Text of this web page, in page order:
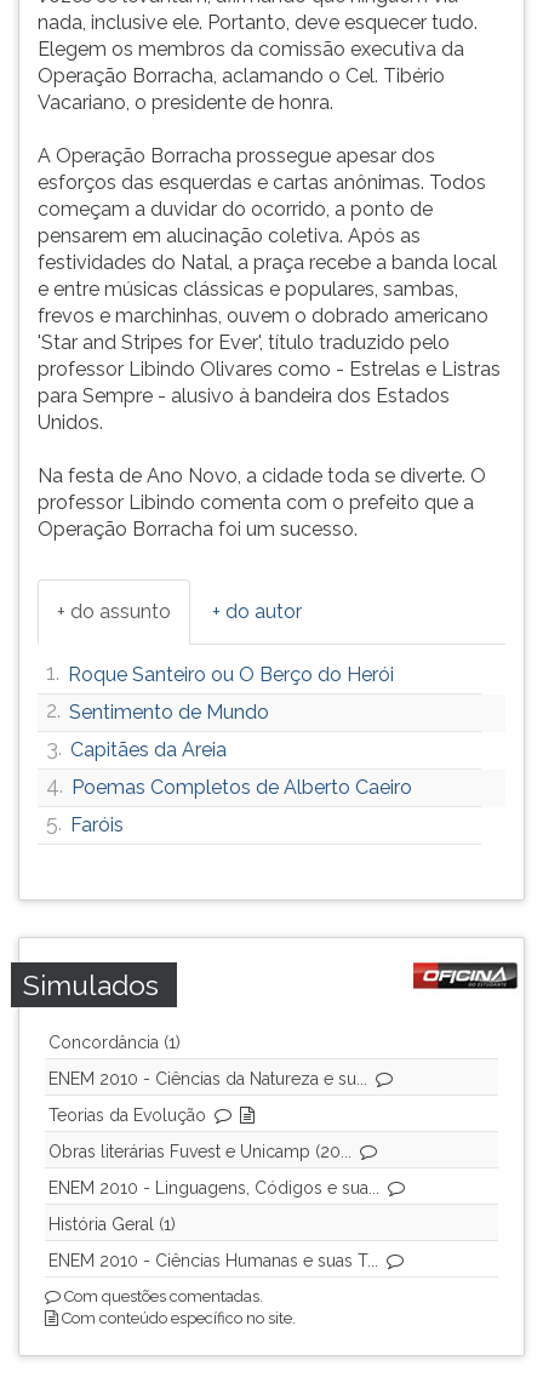
nada, inclusive ele. Portanto, deve esquecer tudo.
Elegem os membros da comissão executiva da
Operação Borracha, aclamando o Cel. Tibério
Vacariano, o presidente de honra.
A Operação Borracha prossegue apesar dos
esforços das esquerdas e cartas anônimas. Todos
começam a duvidar do ocorrido, a ponto de
pensarem em alucinação coletiva. Após as
festividades do Natal, a praça recebe a banda local
e entre músicas clássicas e populares, sambas,
frevos e marchinhas, ouvem o dobrado americano
'Star and Stripes for Ever', título traduzido pelo
professor Libindo Olivares como - Estrelas e Listras
para Sempre - alusivo à bandeira dos Estados
Unidos.
Na festa de Ano Novo, a cidade toda se diverte. O
professor Libindo comenta com o prefeito que a
Operação Borracha foi um sucesso.
+ do assunto + do autor
1. Roque Santeiro ou O Berço do Herói
2. Sentimento de Mundo
3. Capitães da Areia
4. Poemas Completos de Alberto Caeiro
5. Faróis
Simulados
Concordância (1)
ENEM 2010 - Ciências da Natureza e su...
Teorias da Evolução
Obras literárias Fuvest e Unicamp (20...
ENEM 2010 - Linguagens, Códigos e sua...
História Geral (1)
ENEM 2010 - Ciências Humanas e suas T...
Com questões comentadas.
Com conteúdo específico no site.